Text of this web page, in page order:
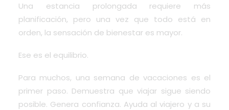
Una estancia prolongada requiere más
planificación, pero una vez que todo está en
orden, la sensación de bienestar es mayor.
Ese es el equilibrio.
Para muchos, una semana de vacaciones es el
primer paso. Demuestra que viajar sigue siendo
posible. Genera confianza. Ayuda al viajero y a su